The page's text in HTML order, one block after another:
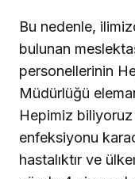
Bu nedenle,
bulunan
personellerinin
Müdürlüğü
Hepimiz
enfeksiyonu
hastalıktır ve